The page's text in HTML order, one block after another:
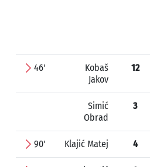
46'
Kobaš
Jakov
12
Simić
Obrad
3
90' Klajić Matej 4